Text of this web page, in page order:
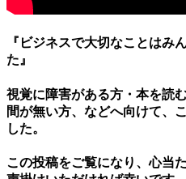
『 ビジネスで大切なことはみ
た』
視覚に障害がある方・本を読
間が無い方、などへ向けて、
した。
この投稿をご覧になり、心当